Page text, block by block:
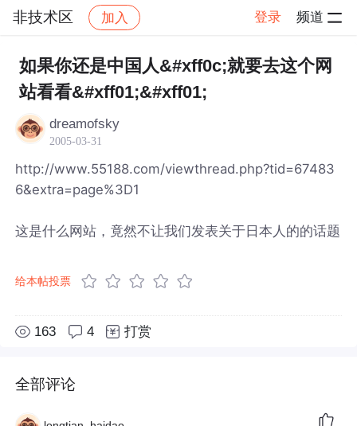
非技术区 加入 登录 频道
社区 非技术区 帖子详情
如果你还是中国人&#xff0c;就要去这个网
站看看&#xff01;&#xff01;
dreamofsky
2005-03-31
http://www.55188.com/viewthread.php?tid=67483
6&extra=page%3D1
这是什么网站，竟然不让我们发表关于日本人的的话题
给本帖投票
163 4 打赏
全部评论